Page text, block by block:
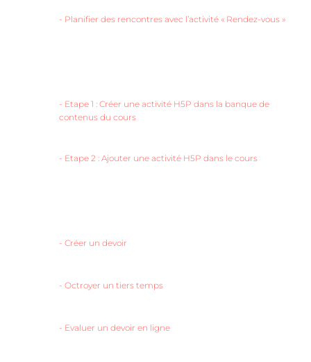
- Planifier des rencontres avec l’activité « Rendez-vous »
- Etape 1 : Créer une activité H5P dans la banque de
contenus du cours
- Etape 2 : Ajouter une activité H5P dans le cours
- Créer un devoir
- Octroyer un tiers temps
- Evaluer un devoir en ligne